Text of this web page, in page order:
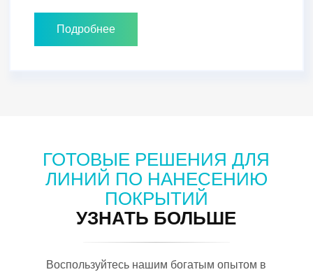
Подробнее
ГОТОВЫЕ РЕШЕНИЯ ДЛЯ
ЛИНИЙ ПО НАНЕСЕНИЮ
ПОКРЫТИЙ
УЗНАТЬ БОЛЬШЕ
Воспользуйтесь нашим богатым опытом в